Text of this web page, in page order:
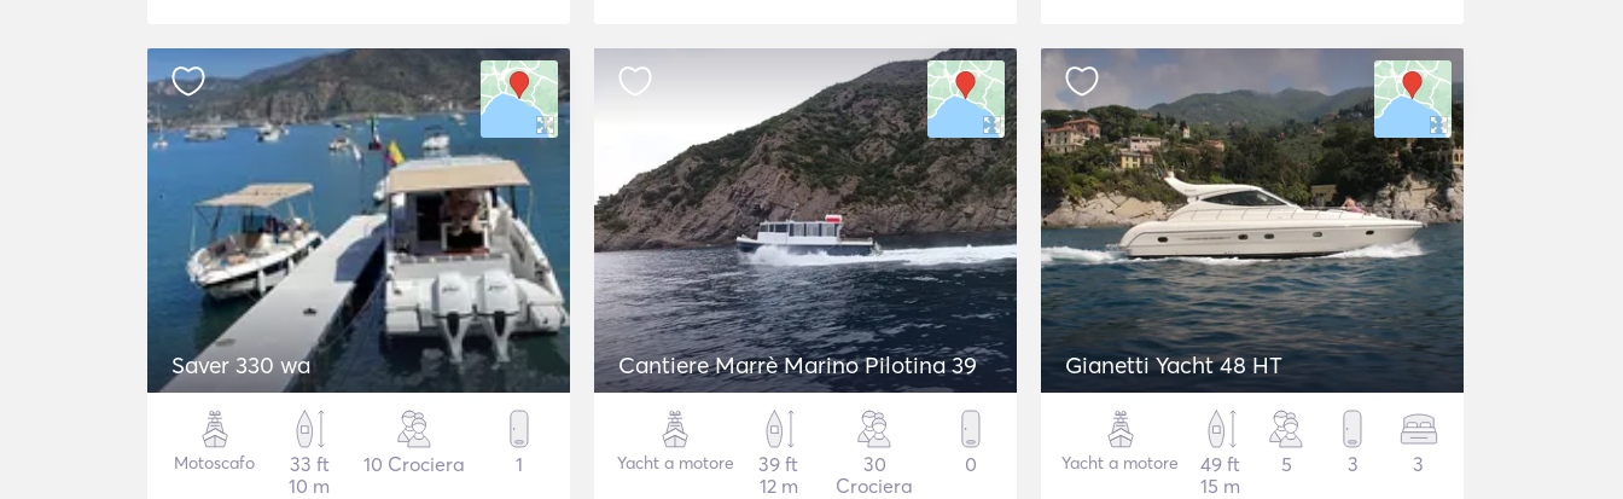
Saver 330 wa
Motoscafo
33 ft
10 m
10 Crociera 1
Cantiere Marrè Marino Pilotina 39
Yacht a motore
39 ft
12 m
30
Crociera
0
Gianetti Yacht 48 HT
Yacht a motore
49 ft
15 m
5 3 3